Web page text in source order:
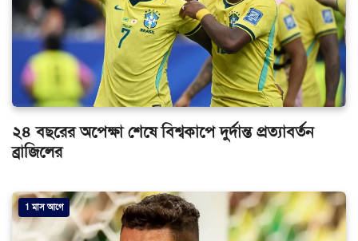
২৪ বছরের অপেক্ষা শেষে বিশ্বকাপে দুর্দান্ত প্রত্যাবর্তন
ব্রাজিলের
1 মাস আগে